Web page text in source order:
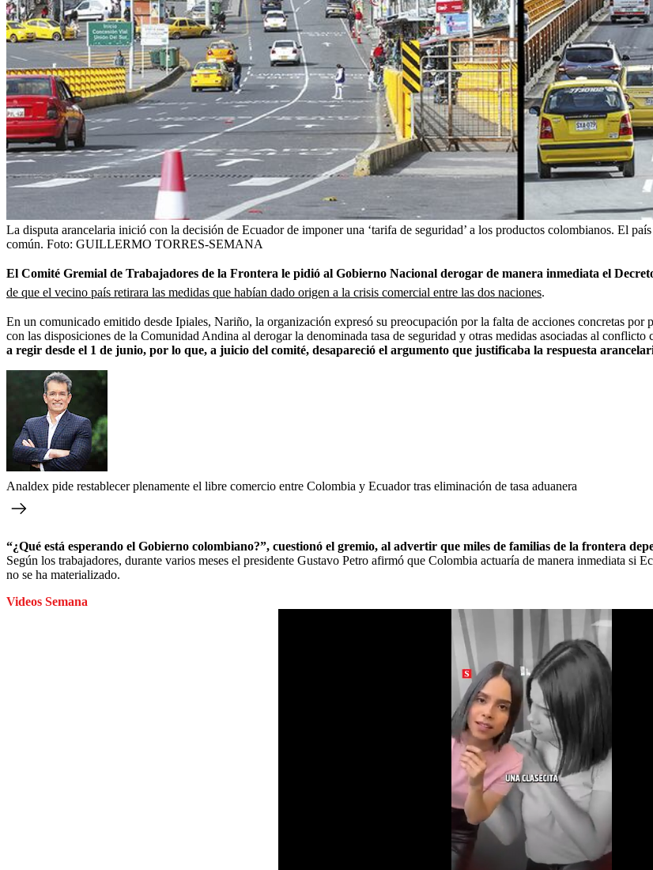
La disputa arancelaria inició con la decisión de Ecuador de imponer una ‘tarifa de seguridad’ a los productos colombianos. El
común. Foto: GUILLERMO TORRES-SEMANA
El Comité Gremial de Trabajadores de la Frontera le pidió al Gobierno Nacional derogar de manera inmediata el
de que el vecino país retirara las medidas que habían dado origen a la crisis comercial entre las dos naciones.
En un comunicado emitido desde Ipiales, Nariño, la organización expresó su preocupación por la falta de acciones concretas
con las disposiciones de la Comunidad Andina al derogar la denominada tasa de seguridad y otras medidas asociadas al
a regir desde el 1 de junio, por lo que, a juicio del comité, desapareció el argumento que justificaba la respuesta
Analdex pide restablecer plenamente el libre comercio entre Colombia y Ecuador tras eliminación de tasa aduanera
“¿Qué está esperando el Gobierno colombiano?”, cuestionó el gremio, al advertir que miles de familias de la frontera
Según los trabajadores, durante varios meses el presidente Gustavo Petro afirmó que Colombia actuaría de manera inmediata si
no se ha materializado.
Videos Semana